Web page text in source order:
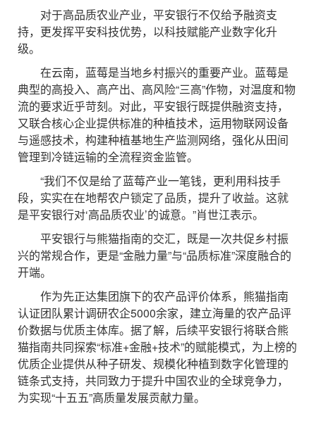
对于高品质农业产业，平安银行不仅给予融资支
持，更发挥平安科技优势，以科技赋能产业数字化升
级。
在云南，蓝莓是当地乡村振兴的重要产业。蓝莓是
典型的高投入、高产出、高风险“三高”作物，对温度和物
流的要求近乎苛刻。对此，平安银行既提供融资支持，
又联合核心企业提供标准的种植技术，运用物联网设备
与遥感技术，构建种植基地生产监测网络，强化从田间
管理到冷链运输的全流程资金监管。
“我们不仅是给了蓝莓产业一笔钱，更利用科技手
段，实实在在地帮农户锁定了品质，提升了收益。这就
是平安银行对‘高品质农业’的诚意。”肖世江表示。
平安银行与熊猫指南的交汇，既是一次共促乡村振
兴的常规合作，更是“金融力量”与“品质标准”深度融合的
开端。
作为先正达集团旗下的农产品评价体系，熊猫指南
认证团队累计调研农企5000余家，建立海量的农产品评
价数据与优质主体库。据了解，后续平安银行将联合熊
猫指南共同探索“标准+金融+技术”的赋能模式，为上榜的
优质企业提供从种子研发、规模化种植到数字化管理的
链条式支持，共同致力于提升中国农业的全球竞争力，
为实现“十五五”高质量发展贡献力量。